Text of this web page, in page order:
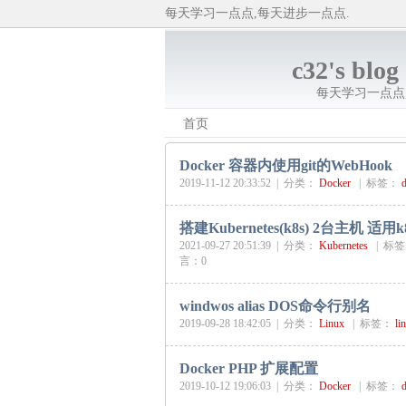
每天学习一点点,每天进步一点点.
c32's blog
每天学习一点
首页
Docker 容器内使用git的WebHook
2019-11-12 20:33:52 | 分类： Docker 标签：
搭建Kubernetes(k8s) 2台主机 适用
2021-09-27 20:51:39 | 分类： Kubernetes
标
言：0
windwos alias DOS命令行别名
2019-09-28 18:42:05 | 分类： Linux 标签：
Docker PHP 扩展配置
2019-10-12 19:06:03 | 分类： Docker 标签：